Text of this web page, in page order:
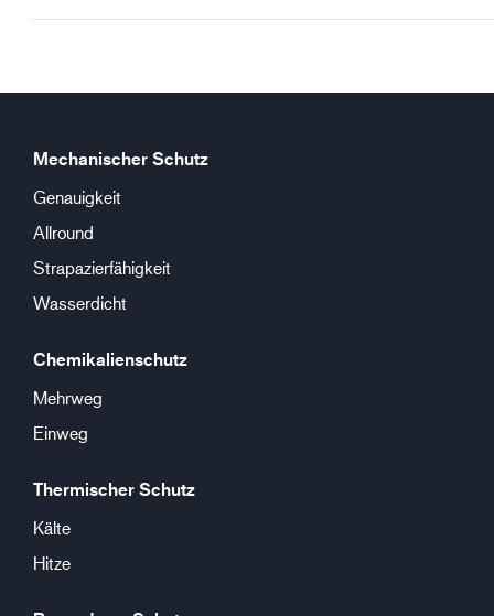
Mechanischer Schutz
Genauigkeit
Allround
Strapazierfähigkeit
Wasserdicht
Chemikalienschutz
Mehrweg
Einweg
Thermischer Schutz
Kälte
Hitze